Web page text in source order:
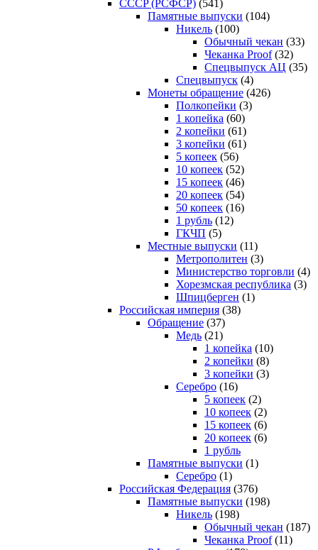
CCCP (РСФСР) (541)
Памятные выпуски (104)
Никель (100)
Обычный чекан (33)
Чеканка Proof(32)
Спецвыпуск АЦ (35)
Спецвыпуск (4)
Монеты обращение (426)
Полкопейки (3)
1 копейка (60)
2 копейки (61)
3 копейки (61)
5 копеек (56)
10 копеек (52)
15 копеек (46)
20 копеек (54)
50 копеек (16)
1 рубль (12)
ГКЧП (5)
Местные выпуски (11)
Метрополитен (3)
Министерство торговли (4)
Хорезмская республика (3)
Шпицберген (1)
Российская империя (38)
Обращение (37)
Медь (21)
1 копейка (10)
2 копейки (8)
3 копейки (3)
Серебро (16)
5 копеек (2)
10 копеек (2)
15 копеек (6)
20 копеек (6)
1 рубль
Памятные выпуски (1)
Серебро (1)
Российская Федерация (376)
Памятные выпуски (198)
Никель (198)
Обычный чекан (187)
Чеканка Proof(11)